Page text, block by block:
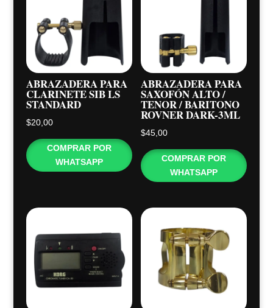
ABRAZADERA PARA
CLARINETE SIB LS
STANDARD
$20,00
COMPRAR POR
WHATSAPP
ABRAZADERA PARA
SAXOFÓN ALTO /
TENOR / BARITONO
ROVNER DARK-3ML
$45,00
COMPRAR POR
WHATSAPP